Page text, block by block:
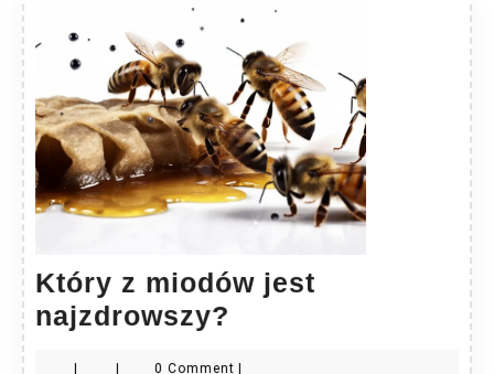
Który z miodów jest
najzdrowszy?
0 Comment